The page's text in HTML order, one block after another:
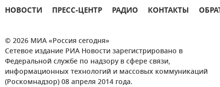
НОВОСТИ ПРЕСС-ЦЕНТР РАДИО КОНТАКТЫ
© 2026 МИА «Россия сегодня»
Сетевое издание РИА Новости зарегистрировано в
Федеральной службе по надзору в сфере связи,
информационных технологий и массовых коммуникаций
(Роскомнадзор) 08 апреля 2014 года.